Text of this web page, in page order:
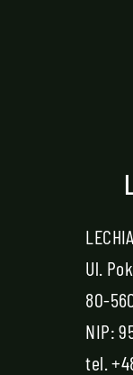
Ul.
80-
NIP:
tel.